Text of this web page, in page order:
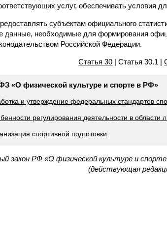
услуг, обеспечивать условия
субъектам официального
данные, необходимые для формирования
Российской Федерации.
Статья 30 | Статья 30.1 |
«О физической культуре и спорте в РФ»
и утверждение федеральных стандартов
регулирования деятельности в области
спортивной подготовки
закон РФ «О физической культуре и
(действующая